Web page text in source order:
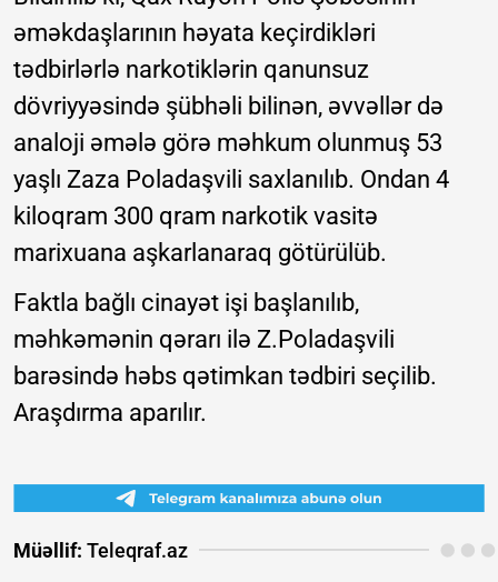
əməkdaşlarının həyata keçirdikləri
tədbirlərlə narkotiklərin qanunsuz
dövriyyəsində şübhəli bilinən, əvvəllər də
analoji əmələ görə məhkum olunmuş 53
yaşlı Zaza Poladaşvili saxlanılıb. Ondan 4
kiloqram 300 qram narkotik vasitə
marixuana aşkarlanaraq götürülüb.
Faktla bağlı cinayət işi başlanılıb,
məhkəmənin qərarı ilə Z.Poladaşvili
barəsində həbs qətimkan tədbiri seçilib.
Araşdırma aparılır.
Müəllif: Teleqraf.az